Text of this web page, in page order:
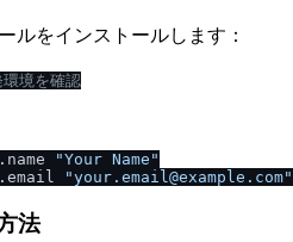
ルをインストールします：
境を確認
"Your Name"
"your.email@example.com"
法